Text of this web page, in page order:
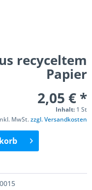
recyceltem
Papier
2,05 € *
Inhalt: 1 St
MwSt.zzgl. Versandkosten